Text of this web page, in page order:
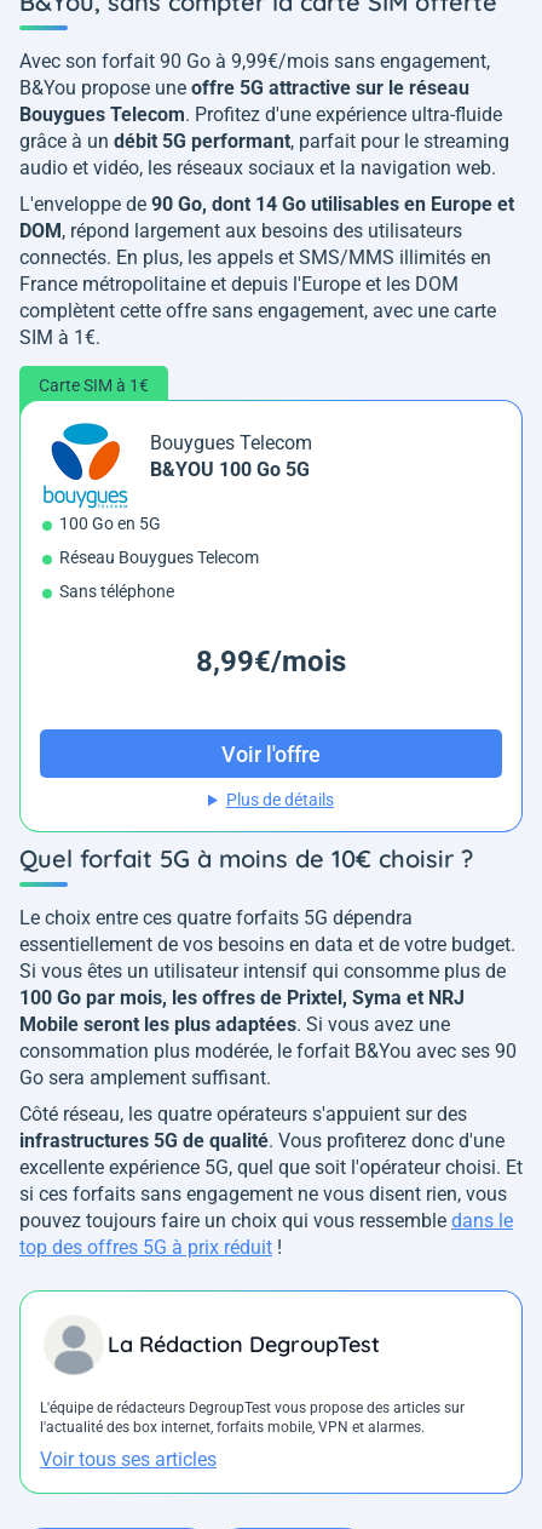
Avec son forfait 90 Go à 9,99€/mois sans engagement,
B&You propose une offre 5G attractive sur le réseau
Bouygues Telecom. Profitez d'une expérience ultra-fluide
grâce à un débit 5G performant, parfait pour le streaming
audio et vidéo, les réseaux sociaux et la navigation web.
L'enveloppe de 90 Go, dont 14 Go utilisables en Europe et
DOM , répond largement aux besoins des utilisateurs
connectés. En plus, les appels et SMS/MMS illimités en
France métropolitaine et depuis l'Europe et les DOM
complètent cette offre sans engagement, avec une carte
SIM à 1€.
Carte SIM à 1€
Bouygues Telecom
B&YOU 100 Go 5G
100 Go en 5G
Réseau Bouygues Telecom
Sans téléphone
8,99€/mois
Voir l'offre
Plus de détails
Quel forfait 5G à moins de 10€ choisir ?
Le choix entre ces quatre forfaits 5G dépendra
essentiellement de vos besoins en data et de votre budget.
Si vous êtes un utilisateur intensif qui consomme plus de
100 Go par mois, les offres de Prixtel, Syma et NRJ
Mobile seront les plus adaptées. Si vous avez une
consommation plus modérée, le forfait B&You avec ses 90
Go sera amplement suffisant.
Côté réseau, les quatre opérateurs s'appuient sur des
infrastructures 5G de qualité. Vous profiterez donc d'une
excellente expérience 5G, quel que soit l'opérateur choisi. Et
si ces forfaits sans engagement ne vous disent rien, vous
pouvez toujours faire un choix qui vous ressemble dans le
top des offres 5G à prix réduit !
La Rédaction DegroupTest
L'équipe de rédacteurs DegroupTest vous propose des articles sur
l'actualité des box internet, forfaits mobile, VPN et alarmes.
Voir tous ses articles